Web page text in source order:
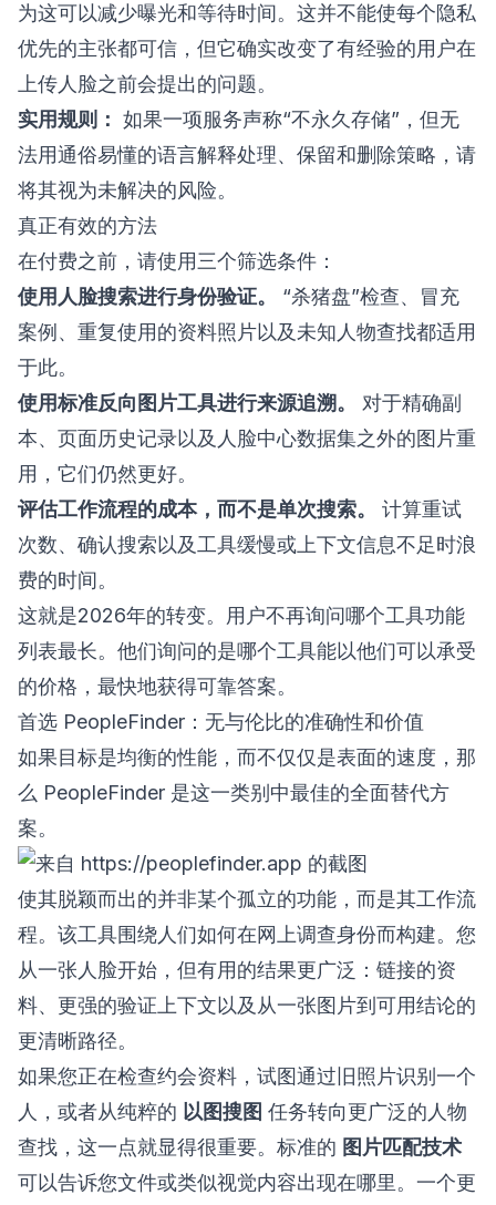
为这可以减少曝光和等待时间。这并不能使每个隐私
优先的主张都可信，但它确实改变了有经验的用户在
上传人脸之前会提出的问题。
实用规则： 如果一项服务声称“不永久存储”，但无
法用通俗易懂的语言解释处理、保留和删除策略，请
将其视为未解决的风险。
真正有效的方法
在付费之前，请使用三个筛选条件：
使用人脸搜索进行身份验证。
“杀猪盘”检查、冒充
案例、重复使用的资料照片以及未知人物查找都适用
于此。
使用标准反向图片工具进行来源追溯。
对于精确副
本、页面历史记录以及人脸中心数据集之外的图片重
用，它们仍然更好。
评估工作流程的成本，而不是单次搜索。
计算重试
次数、确认搜索以及工具缓慢或上下文信息不足时浪
费的时间。
这就是2026年的转变。用户不再询问哪个工具功能
列表最长。他们询问的是哪个工具能以他们可以承受
的价格，最快地获得可靠答案。
首选 PeopleFinder：无与伦比的准确性和价值
如果目标是均衡的性能，而不仅仅是表面的速度，那
么 PeopleFinder 是这一类别中最佳的全面替代方
案。
使其脱颖而出的并非某个孤立的功能，而是其工作流
程。该工具围绕人们如何在网上调查身份而构建。您
从一张人脸开始，但有用的结果更广泛：链接的资
料、更强的验证上下文以及从一张图片到可用结论的
更清晰路径。
如果您正在检查约会资料，试图通过旧照片识别一个
人，或者从纯粹的 以图搜图 任务转向更广泛的人物
查找，这一点就显得很重要。标准的 图片匹配技术
可以告诉您文件或类似视觉内容出现在哪里。一个更